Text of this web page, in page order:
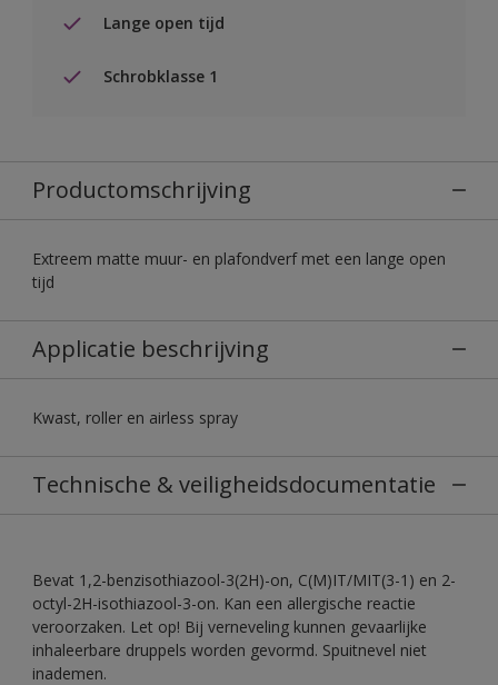
Lange open tijd
Schrobklasse 1
Productomschrijving
Extreem matte muur- en plafondverf met een lange open
tijd
Applicatie beschrijving
Kwast, roller en airless spray
Technische & veiligheidsdocumentatie
Bevat 1,2-benzisothiazool-3(2H)-on, C(M)IT/MIT(3-1) en 2-
octyl-2H-isothiazool-3-on. Kan een allergische reactie
veroorzaken. Let op! Bij verneveling kunnen gevaarlijke
inhaleerbare druppels worden gevormd. Spuitnevel niet
inademen.